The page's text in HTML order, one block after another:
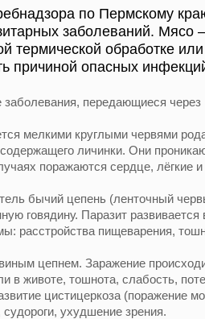
по Пермскому
заболеваний. Мясо
термической обработке
причиной опасных
передающиеся через
мелкими круглыми червями
личинки. Они
поражаются сердце, лёгкие
бычий цепень (ленточный
говядину. Паразит
расстройства пищеварения,
цепнем. Заражение
в животе, тошнота, слабость,
цистицеркоза (поражение
ухудшение зрения.